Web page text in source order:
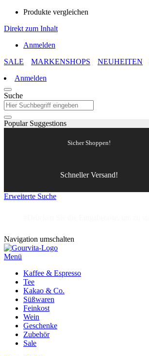
Produkte vergleichen
Direkt zum Inhalt
Anmelden
SALE
MARKENSHOPS NEUHEITEN
Anmelden
Suche
Popular Suggestions
Sicher Shoppen!
Schneller Versand!
Erweiterte Suche
Navigation umschalten
Menü
Kaffee & Espresso
Tee
Kakao & Co.
Süßwaren
Feinkost
Wein
Geschenke
Zubehör
Sale